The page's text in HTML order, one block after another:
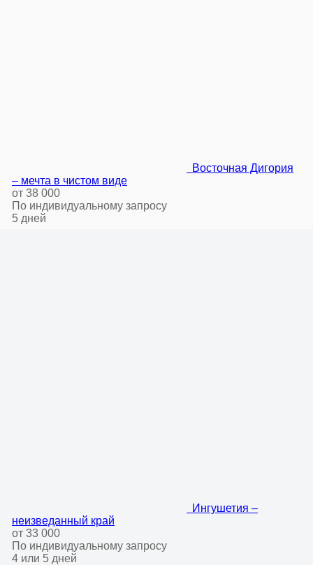
Восточная Дигория
– мечта в чистом виде
от 38 000
По индивидуальному запросу
5 дней
Ингушетия –
неизведанный край
от 33 000
По индивидуальному запросу
4 или 5 дней